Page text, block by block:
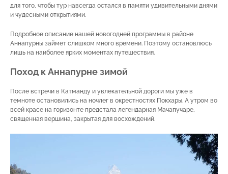
для того, чтобы тур навсегда остался в памяти удивительными днями
и чудесными открытиями.
Подробное описание нашей новогодней программы в районе
Аннапурны займет слишком много времени. Поэтому остановлюсь
лишь на наиболее ярких моментах путешествия.
Поход к Аннапурне зимой
После встречи в Катманду и увлекательной дороги мы уже в
темноте остановились на ночлег в окрестностях Покхары. А утром во
всей красе на горизонте предстала легендарная Мачапучаре,
священная вершина, закрытая для восхождений.